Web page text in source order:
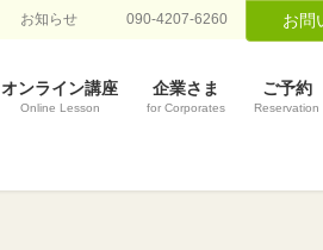
お知らせ 090-4207-6260 お問
オンライン講座
Online Lesson
企業さま
for Corporates
ご予約
Reservation